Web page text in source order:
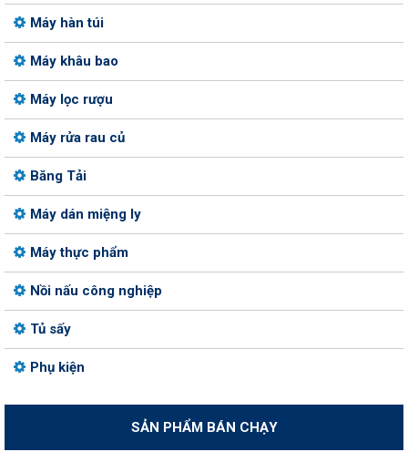
Máy hàn túi
Máy khâu bao
Máy lọc rượu
Máy rửa rau củ
Băng Tải
Máy dán miệng ly
Máy thực phẩm
Nồi nấu công nghiệp
Tủ sấy
Phụ kiện
SẢN PHẨM BÁN CHẠY